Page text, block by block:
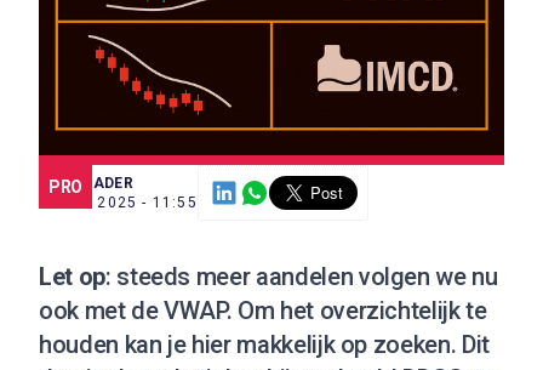
PRO
SCE TRADER
3 NOV. 2025 - 11:55
Let op: steeds meer aandelen volgen we nu
ook met de VWAP. Om het overzichtelijk te
houden kan je hier makkelijk op zoeken. Dit